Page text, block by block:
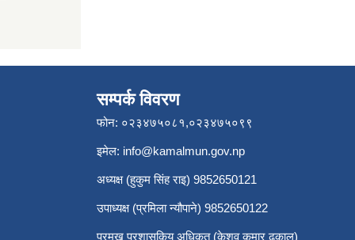
सम्पर्क विवरण
फोन: ०२३४७५०८१,०२३४७५०९९
इमेल: info@kamalmun.gov.np
अध्यक्ष (हुकुम सिंह राइ) 9852650121
उपाध्यक्ष (प्रमिला न्यौपाने) 9852650122
प्रमुख प्रशासकिय अधिकृत (केशव कुमार ढकाल)